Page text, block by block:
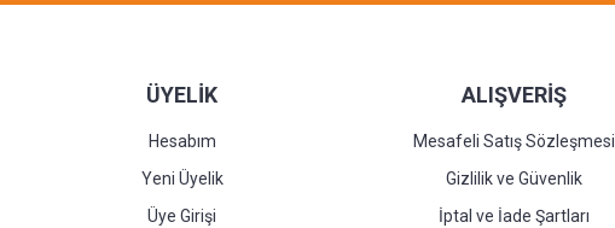
ÜYELİK
Hesabım
Yeni Üyelik
Üye Girişi
ALIŞVERİŞ
Mesafeli Satış Sözleşmesi
Gizlilik ve Güvenlik
İptal ve İade Şartları